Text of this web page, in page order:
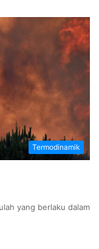
Termodinamik
yang berlaku dalam